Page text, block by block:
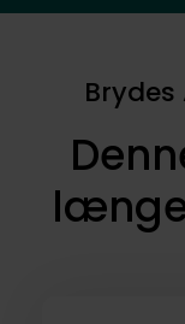
Brydes